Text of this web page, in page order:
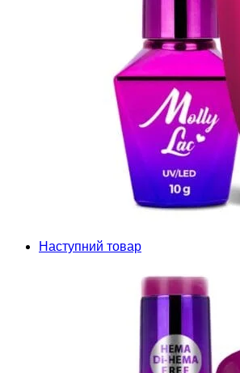
Наступний товар